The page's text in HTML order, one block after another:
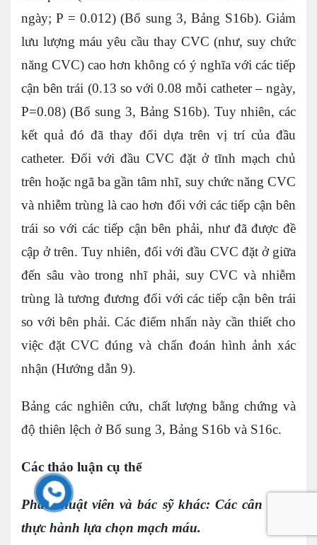
ngày; P = 0.012) (Bổ sung 3, Bảng S16b). Giảm
lưu lượng máu yêu cầu thay CVC (như, suy chức
năng CVC) cao hơn không có ý nghĩa với các tiếp
cận bên trái (0.13 so với 0.08 mỗi catheter – ngày,
P=0.08) (Bổ sung 3, Bảng S16b). Tuy nhiên, các
kết quả đó đã thay đổi dựa trên vị trí của đầu
catheter. Đối với đầu CVC đặt ở tĩnh mạch chủ
trên hoặc ngã ba gần tâm nhĩ, suy chức năng CVC
và nhiễm trùng là cao hơn đối với các tiếp cận bên
trái so với các tiếp cận bên phải, như đã được đề
cập ở trên. Tuy nhiên, đối với đầu CVC đặt ở giữa
đến sâu vào trong nhĩ phải, suy CVC và nhiễm
trùng là tương đương đối với các tiếp cận bên trái
so với bên phải. Các điểm nhấn này cần thiết cho
việc đặt CVC đúng và chẩn đoán hình ảnh xác
nhận (Hướng dẫn 9).
Bảng các nghiên cứu, chất lượng bằng chứng và
độ thiên lệch ở Bổ sung 3, Bảng S16b và S16c.
Các thảo luận cụ thể
Phẫu thuật viên và bác sỹ khác: Các cân nhắc
thực hành lựa chọn mạch máu.